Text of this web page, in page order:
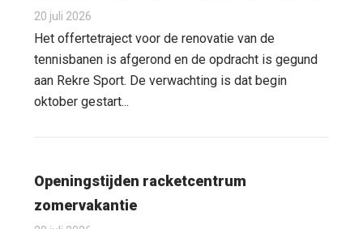
20 juli 2026
Het offertetraject voor de renovatie van de
tennisbanen is afgerond en de opdracht is gegund
aan Rekre Sport. De verwachting is dat begin
oktober gestart...
Openingstijden racketcentrum
zomervakantie